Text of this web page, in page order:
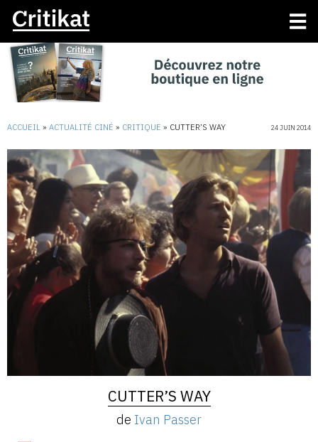
ACCUEIL » ACTUALITÉ CINÉ » CRITIQUE » CUTTER’S WAY 24 JUIN 2014
CUTTER’S WAY
de Ivan Passer